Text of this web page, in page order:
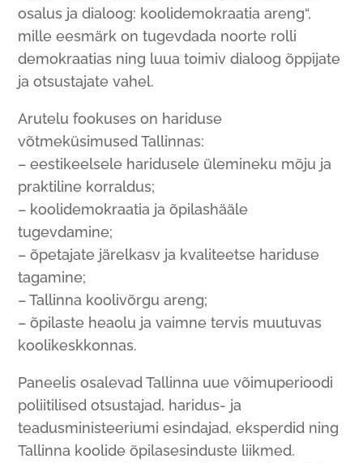
osalus ja dialoog: koolidemokraatia areng“,
mille eesmärk on tugevdada noorte rolli
demokraatias ning luua toimiv dialoog õppijate
ja otsustajate vahel.
Arutelu fookuses on hariduse
võtmeküsimused Tallinnas:
– eestikeelsele haridusele ülemineku mõju ja
praktiline korraldus;
– koolidemokraatia ja õpilashääle
tugevdamine;
– õpetajate järelkasv ja kvaliteetse hariduse
tagamine;
– Tallinna koolivõrgu areng;
– õpilaste heaolu ja vaimne tervis muutuvas
koolikeskkonnas.
Paneelis osalevad Tallinna uue võimuperioodi
poliitilised otsustajad, haridus- ja
teadusministeeriumi esindajad, eksperdid ning
Tallinna koolide õpilasesinduste liikmed.